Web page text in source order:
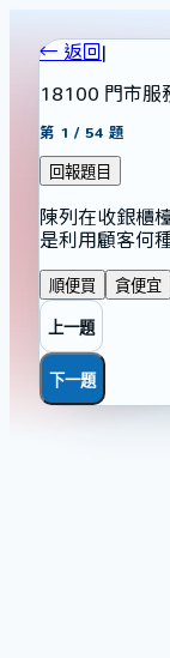
← 返回|
18100 門市服
第 1 / 54 題
回報題目
陳列在收銀櫃
是利用顧客何
順便買 貪便宜
上一題
下一題